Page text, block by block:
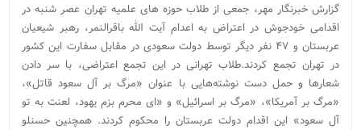
گزارش خبرنگار مهر، جمعی از طلاب حوزه های علمیه تهران عصر شنبه در
اقدامی خودجوش در اعتراض به اعدام آیت الله باقرالنمر، رهبر شیعیان
عربستان و ۴۷ نفر دیگر توسط دولت سعودی در مقابل سفارت این کشور
در تهران تجمع کردند.طلاب تهرانی در این تجمع اعتراضی، با سر دادن
شعارها و حمل دست نوشته‌هایی با عنوان «مرگ بر آل سعود قاتل»،
«مرگ بر آمریکا»، «مرگ بر اسرائیل» و «ای محرم بزم یهود، لعنت به تو
آل سعود» این اقدام دولت عربستان را محکوم کردند. همچنین حسنلو